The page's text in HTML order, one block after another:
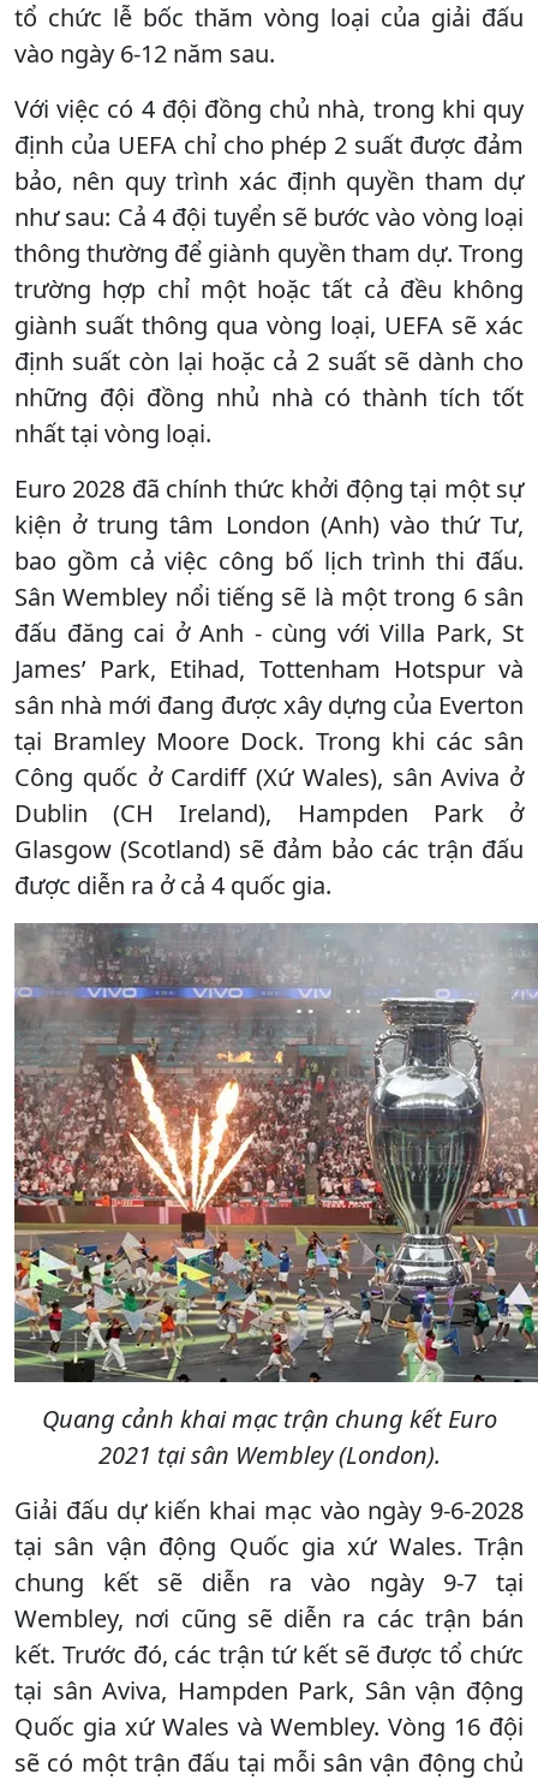
tổ chức lễ bốc thăm vòng loại của giải đấu
vào ngày 6-12 năm sau.
Với việc có 4 đội đồng chủ nhà, trong khi quy
định của UEFA chỉ cho phép 2 suất được đảm
bảo, nên quy trình xác định quyền tham dự
như sau: Cả 4 đội tuyển sẽ bước vào vòng loại
thông thường để giành quyền tham dự. Trong
trường hợp chỉ một hoặc tất cả đều không
giành suất thông qua vòng loại, UEFA sẽ xác
định suất còn lại hoặc cả 2 suất sẽ dành cho
những đội đồng nhủ nhà có thành tích tốt
nhất tại vòng loại.
Euro 2028 đã chính thức khởi động tại một sự
kiện ở trung tâm London (Anh) vào thứ Tư,
bao gồm cả việc công bố lịch trình thi đấu.
Sân Wembley nổi tiếng sẽ là một trong 6 sân
đấu đăng cai ở Anh - cùng với Villa Park, St
James’ Park, Etihad, Tottenham Hotspur và
sân nhà mới đang được xây dựng của Everton
tại Bramley Moore Dock. Trong khi các sân
Công quốc ở Cardiff (Xứ Wales), sân Aviva ở
Dublin (CH Ireland), Hampden Park ở
Glasgow (Scotland) sẽ đảm bảo các trận đấu
được diễn ra ở cả 4 quốc gia.
Quang cảnh khai mạc trận chung kết Euro
2021 tại sân Wembley (London).
Giải đấu dự kiến ​​khai mạc vào ngày 9-6-2028
tại sân vận động Quốc gia xứ Wales. Trận
chung kết sẽ diễn ra vào ngày 9-7 tại
Wembley, nơi cũng sẽ diễn ra các trận bán
kết. Trước đó, các trận tứ kết sẽ được tổ chức
tại sân Aviva, Hampden Park, Sân vận động
Quốc gia xứ Wales và Wembley. Vòng 16 đội
sẽ có một trận đấu tại mỗi sân vận động chủ